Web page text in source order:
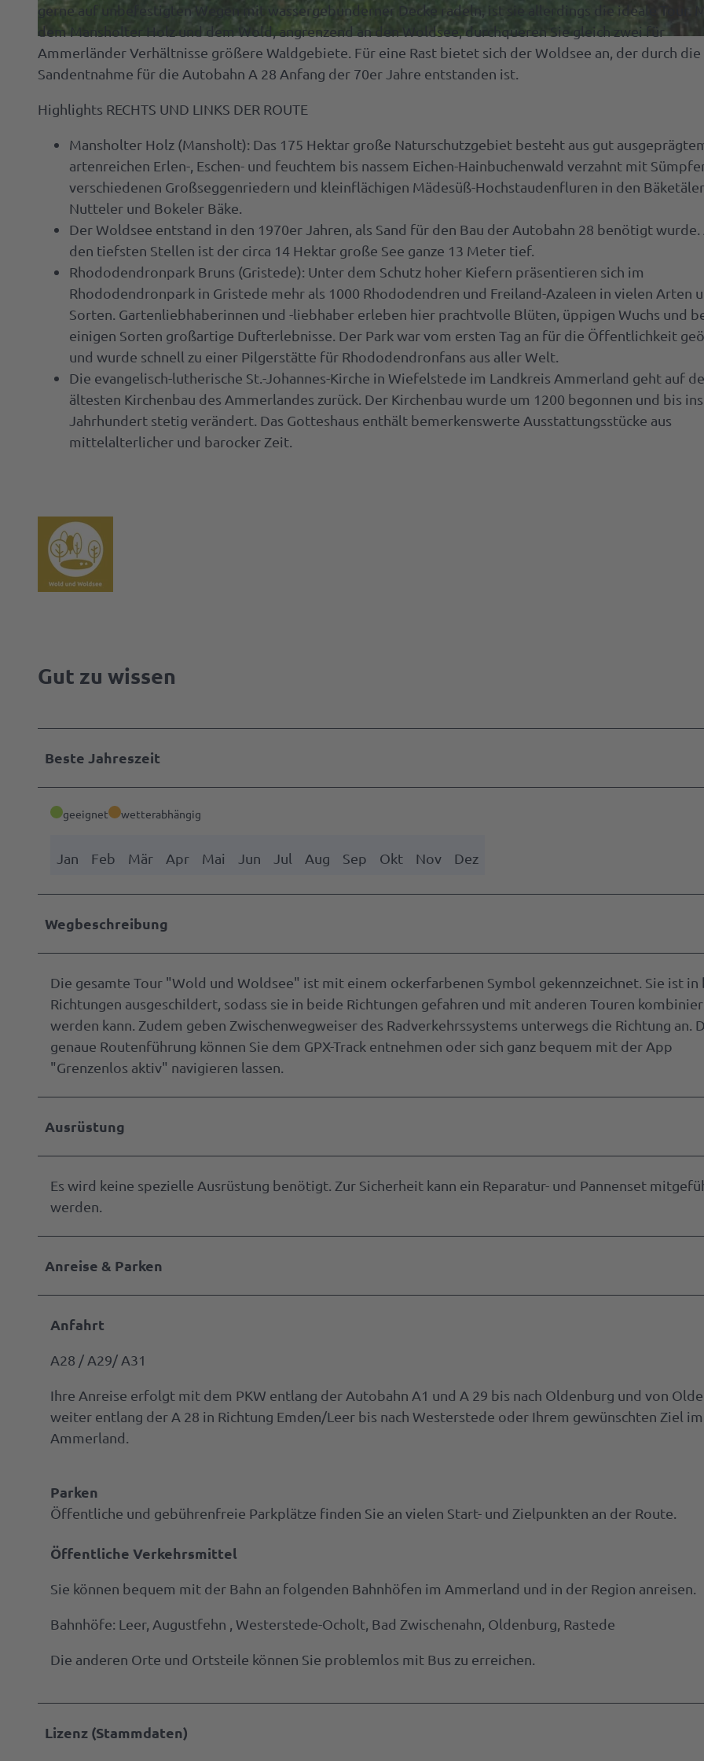
Kulinarik &
Spezialitäten
Restaurants
Rezept für
Amalies
Seufzerkuchen
Ammerländer
Spezialitäten
Service
Deine
Tourist-
Info
RastedeGutschein
Souvenirs
Prospektbestellung
Anreise,
Parken
& Laden
Ansprechpartner
Tagen
&
B2B | Event-
Management
| Presse
Alle
Themen
Gastgeber
werden
gerne auf unbefestigten Wegen mit wassergebunderner Decke radeln, ist sie allerdings die ideale Tour.
dem Mansholter Holz und dem Wold, angrenzend an den Woldsee, durchqueren Sie gleich zwei für
Ammerländer Verhältnisse größere Waldgebiete. Für eine Rast bietet sich der Woldsee an, der durch die
Sandentnahme für die Autobahn A 28 Anfang der 70er Jahre entstanden ist.
Highlights RECHTS UND LINKS DER ROUTE
Mansholter Holz (Mansholt): Das 175 Hektar große Naturschutzgebiet besteht aus gut
artenreichen Erlen-, Eschen- und feuchtem bis nassem Eichen-Hainbuchenwald verzahnt mit
verschiedenen Großseggenriedern und kleinflächigen Mädesüß-Hochstaudenfluren in den
Nutteler und Bokeler Bäke.
Der Woldsee entstand in den 1970er Jahren, als Sand für den Bau der Autobahn 28 benötigt wurde.
den tiefsten Stellen ist der circa 14 Hektar große See ganze 13 Meter tief.
Rhododendronpark Bruns (Gristede): Unter dem Schutz hoher Kiefern präsentieren sich im
Rhododendronpark in Gristede mehr als 1000 Rhododendren und Freiland-Azaleen in vielen Arten
Sorten. Gartenliebhaberinnen und -liebhaber erleben hier prachtvolle Blüten, üppigen Wuchs und
einigen Sorten großartige Dufterlebnisse. Der Park war vom ersten Tag an für die Öffentlichkeit
und wurde schnell zu einer Pilgerstätte für Rhododendronfans aus aller Welt.
Die evangelisch-lutherische St.-Johannes-Kirche in Wiefelstede im Landkreis Ammerland geht auf
ältesten Kirchenbau des Ammerlandes zurück. Der Kirchenbau wurde um 1200 begonnen und bis ins
Jahrhundert stetig verändert. Das Gotteshaus enthält bemerkenswerte Ausstattungsstücke aus
mittelalterlicher und barocker Zeit.
Gut zu wissen
Beste Jahreszeit
geeignet wetterabhängig
Jan Feb Mär Apr Mai Jun Jul Aug Sep Okt Nov Dez
Wegbeschreibung
Die gesamte Tour "Wold und Woldsee" ist mit einem ockerfarbenen Symbol gekennzeichnet. Sie ist in
Richtungen ausgeschildert, sodass sie in beide Richtungen gefahren und mit anderen Touren
werden kann. Zudem geben Zwischenwegweiser des Radverkehrssystems unterwegs die Richtung an.
genaue Routenführung können Sie dem GPX-Track entnehmen oder sich ganz bequem mit der App
"Grenzenlos aktiv" navigieren lassen.
Ausrüstung
Es wird keine spezielle Ausrüstung benötigt. Zur Sicherheit kann ein Reparatur- und Pannenset
werden.
Anreise & Parken
Anfahrt
A28 / A29/ A31
Ihre Anreise erfolgt mit dem PKW entlang der Autobahn A1 und A 29 bis nach Oldenburg und von
weiter entlang der A 28 in Richtung Emden/Leer bis nach Westerstede oder Ihrem gewünschten Ziel im
Ammerland.
Parken
Öffentliche und gebührenfreie Parkplätze finden Sie an vielen Start- und Zielpunkten an der Route.
Öffentliche Verkehrsmittel
Sie können bequem mit der Bahn an folgenden Bahnhöfen im Ammerland und in der Region anreisen.
Bahnhöfe: Leer, Augustfehn , Westerstede-Ocholt, Bad Zwischenahn, Oldenburg, Rastede
Die anderen Orte und Ortsteile können Sie problemlos mit Bus zu erreichen.
Lizenz (Stammdaten)